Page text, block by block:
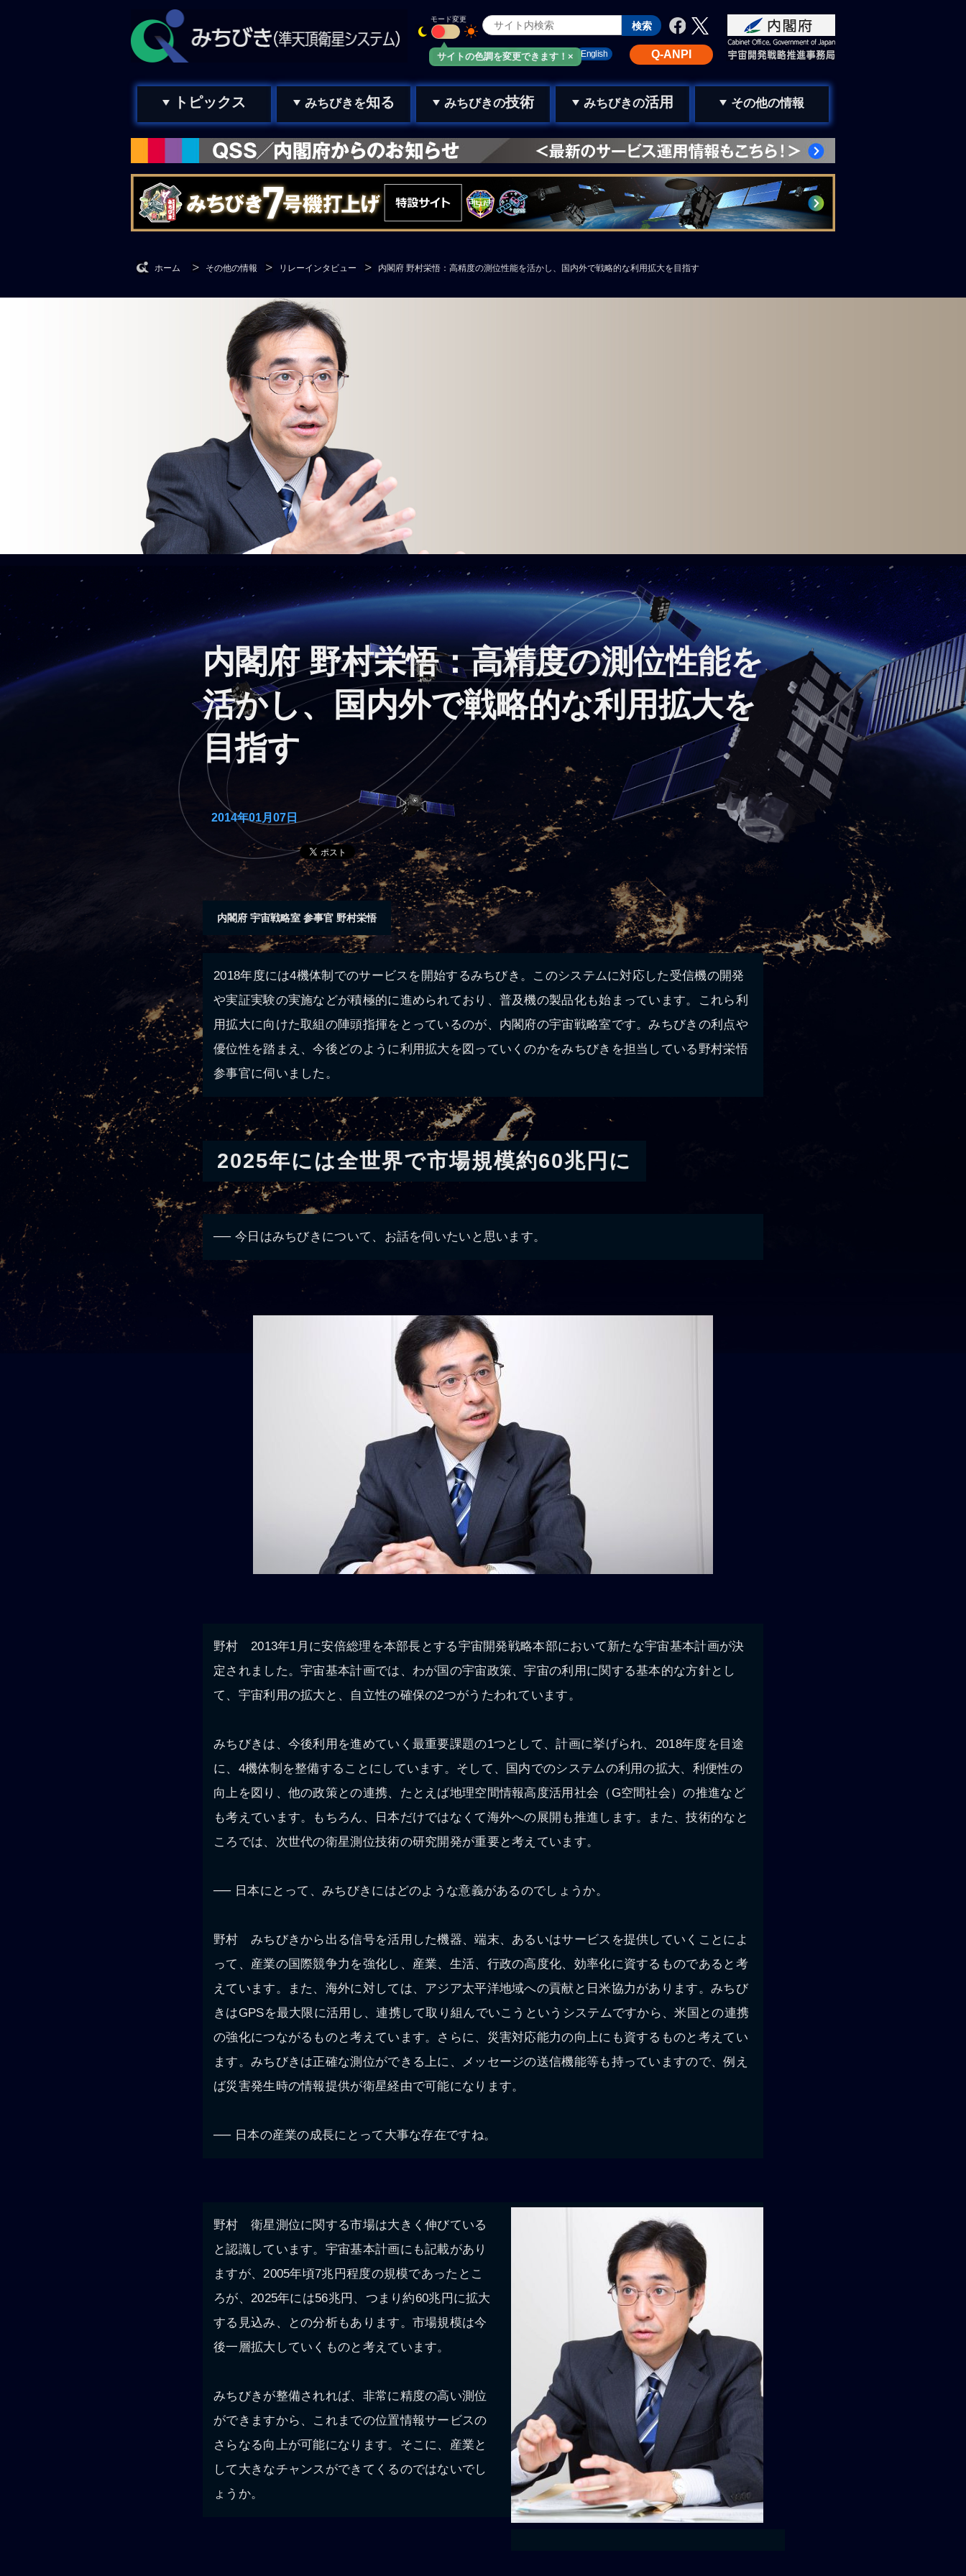
サイトの色調を変更できます！×
モード変更
Q-ANPI
English
お問い合わせ
みちびきメール
トピックス みちびきを知る みちびきの技術 みちびきの活用 その他の情報
ホーム その他の情報 リレーインタビュー 内閣府 野村栄悟：高精度の測位性能を活かし、国内外で戦略的な利用拡大を目指す
内閣府 野村栄悟：高精度の測位性能を
活かし、国内外で戦略的な利用拡大を
目指す
2014年01月07日
内閣府 宇宙戦略室 参事官 野村栄悟
2018年度には4機体制でのサービスを開始するみちびき。このシステムに対応した受信機の開発
や実証実験の実施などが積極的に進められており、普及機の製品化も始まっています。これら利
用拡大に向けた取組の陣頭指揮をとっているのが、内閣府の宇宙戦略室です。みちびきの利点や
優位性を踏まえ、今後どのように利用拡大を図っていくのかをみちびきを担当している野村栄悟
参事官に伺いました。
2025年には全世界で市場規模約60兆円に
── 今日はみちびきについて、お話を伺いたいと思います。
野村 2013年1月に安倍総理を本部長とする宇宙開発戦略本部において新たな宇宙基本計画が決
定されました。宇宙基本計画では、わが国の宇宙政策、宇宙の利用に関する基本的な方針とし
て、宇宙利用の拡大と、自立性の確保の2つがうたわれています。
みちびきは、今後利用を進めていく最重要課題の1つとして、計画に挙げられ、2018年度を目途
に、4機体制を整備することにしています。そして、国内でのシステムの利用の拡大、利便性の
向上を図り、他の政策との連携、たとえば地理空間情報高度活用社会（G空間社会）の推進など
も考えています。もちろん、日本だけではなくて海外への展開も推進します。また、技術的なと
ころでは、次世代の衛星測位技術の研究開発が重要と考えています。
── 日本にとって、みちびきにはどのような意義があるのでしょうか。
野村 みちびきから出る信号を活用した機器、端末、あるいはサービスを提供していくことによ
って、産業の国際競争力を強化し、産業、生活、行政の高度化、効率化に資するものであると考
えています。また、海外に対しては、アジア太平洋地域への貢献と日米協力があります。みちび
きはGPSを最大限に活用し、連携して取り組んでいこうというシステムですから、米国との連携
の強化につながるものと考えています。さらに、災害対応能力の向上にも資するものと考えてい
ます。みちびきは正確な測位ができる上に、メッセージの送信機能等も持っていますので、例え
ば災害発生時の情報提供が衛星経由で可能になります。
── 日本の産業の成長にとって大事な存在ですね。
野村 衛星測位に関する市場は大きく伸びている
と認識しています。宇宙基本計画にも記載があり
ますが、2005年頃7兆円程度の規模であったとこ
ろが、2025年には56兆円、つまり約60兆円に拡大
する見込み、との分析もあります。市場規模は今
後一層拡大していくものと考えています。
みちびきが整備されれば、非常に精度の高い測位
ができますから、これまでの位置情報サービスの
さらなる向上が可能になります。そこに、産業と
して大きなチャンスができてくるのではないでし
ょうか。